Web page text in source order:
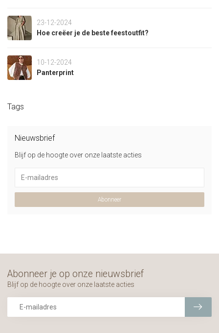
23-12-2024
Hoe creëer je de beste feestoutfit?
10-12-2024
Panterprint
Tags
Nieuwsbrief
Blijf op de hoogte over onze laatste acties
Abonneer
Abonneer je op onze nieuwsbrief
Blijf op de hoogte over onze laatste acties